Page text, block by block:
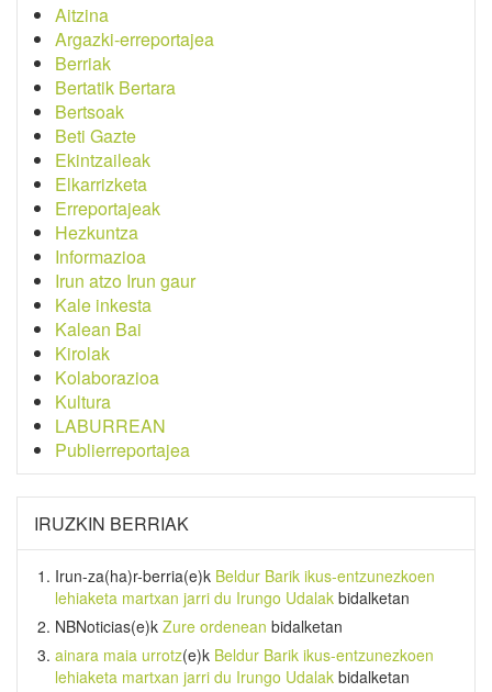
Aitzina
Argazki-erreportajea
Berriak
Bertatik Bertara
Bertsoak
Beti Gazte
Ekintzaileak
Elkarrizketa
Erreportajeak
Hezkuntza
Informazioa
Irun atzo Irun gaur
Kale inkesta
Kalean Bai
Kirolak
Kolaborazioa
Kultura
LABURREAN
Publierreportajea
IRUZKIN BERRIAK
Irun-za(ha)r-berria(e)k Beldur Barik ikus-entzunezkoen
lehiaketa martxan jarri du Irungo Udalak bidalketan
NBNoticias(e)k Zure ordenean bidalketan
ainara maia urrotz(e)k Beldur Barik ikus-entzunezkoen
lehiaketa martxan jarri du Irungo Udalak bidalketan